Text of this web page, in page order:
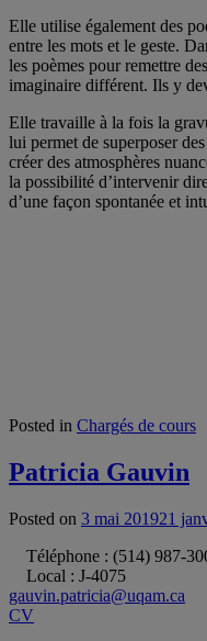
Elle utilise également des
entre les mots et le geste.
les poèmes pour remettre
imaginaire différent. Ils y
Elle travaille à la fois la
lui permet de superposer
créer des atmosphères
la possibilité d’intervenir
d’une façon spontanée et
Posted in Chargés de cours
Patricia Gauvin
Posted on 3 mai 201921
Téléphone : (514) 987-
Local : J-4075
gauvin.patricia@uqam.ca
CV